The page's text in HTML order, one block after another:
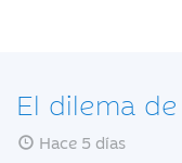
El dilema
Hace 5 días